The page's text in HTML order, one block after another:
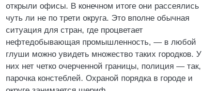
открыли офисы. В конечном итоге они рассеялись
чуть ли не по трети округа. Это вполне обычная
ситуация для стран, где процветает
нефтедобывающая промышленность, — в любой
глуши можно увидеть множество таких городков. У
них нет четко очерченной границы, полиция — так,
парочка констеблей. Охраной порядка в городе и